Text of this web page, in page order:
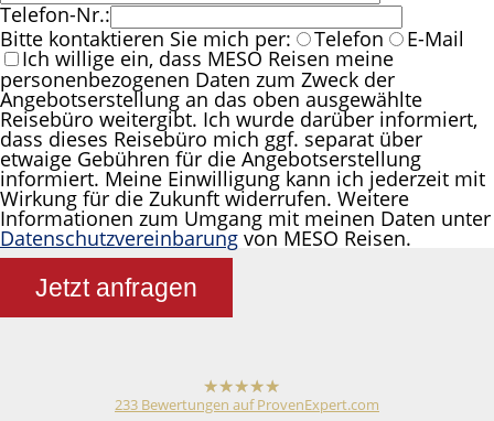
Telefon-Nr.:
Bitte kontaktieren Sie mich per:
Telefon E-Mail
Ich willige ein, dass MESO Reisen meine
personenbezogenen Daten zum Zweck der
Angebotserstellung an das oben ausgewählte
Reisebüro weitergibt. Ich wurde darüber informiert,
dass dieses Reisebüro mich ggf. separat über
etwaige Gebühren für die Angebotserstellung
informiert. Meine Einwilligung kann ich jederzeit mit
Wirkung für die Zukunft widerrufen. Weitere
Informationen zum Umgang mit meinen Daten unter
Datenschutzvereinbarung von MESO Reisen.
Jetzt anfragen
hat4,79
233 Bewertungen auf ProvenExpert.com